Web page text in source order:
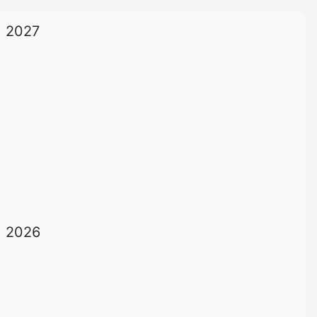
2027
2026